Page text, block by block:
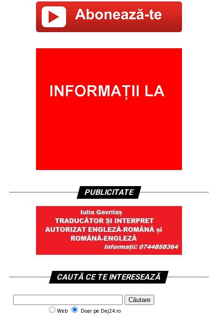
PUBLICITATE
CAUTĂ CE TE INTERESEAZĂ
Web Doar pe Dej24.ro